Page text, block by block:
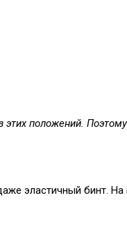
положений.
эластичный бинт. На